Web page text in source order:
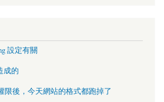
設定有關
成的
限後，今天網站的格式都跑掉了